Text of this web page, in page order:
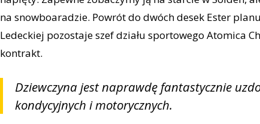
na snowboaradzie. Powrót do dwóch desek Ester
Ledeckiej pozostaje szef działu sportowego Atomica
kontrakt.
Dziewczyna jest naprawdę fantastycznie
kondycyjnych i motorycznych.